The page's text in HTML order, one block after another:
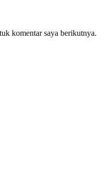
komentar saya berikutnya.